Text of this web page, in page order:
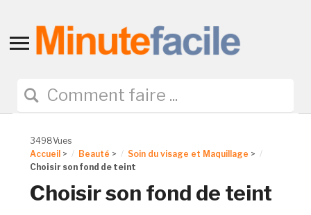
Toggle
navigation
3498Vues
Accueil > Beauté > Soin du visage et Maquillage >
Choisir son fond de teint
Choisir son fond de teint